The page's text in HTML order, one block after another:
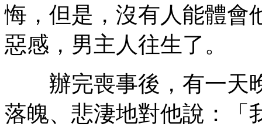
悔，但是，沒有人能體會
惡感，男主人往生了。
辦完喪事後，有一天
落魄、悲淒地對他說：「